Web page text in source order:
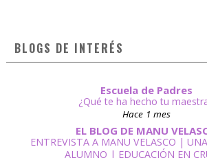
BLOGS DE INTERÉS
Escuela de Padres
¿Qué te ha hecho tu
Hace 1 mes
EL BLOG DE MANU
ENTREVISTA A MANU VELASCO |
ALUMNO | EDUCACIÓN EN